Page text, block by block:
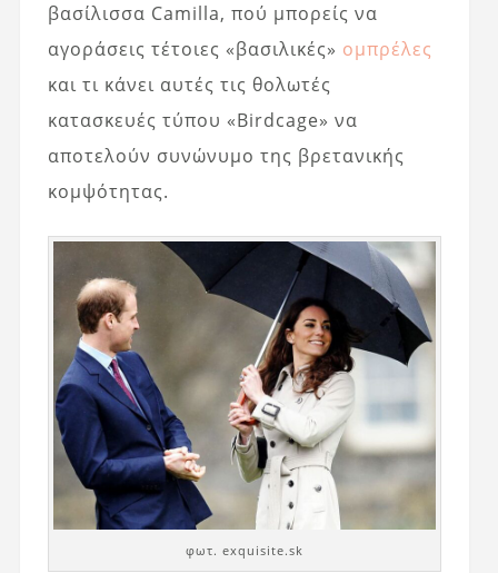
βασίλισσα Camilla, πού μπορείς να
αγοράσεις τέτοιες «βασιλικές» ομπρέλες
και τι κάνει αυτές τις θολωτές
κατασκευές τύπου «Birdcage» να
αποτελούν συνώνυμο της βρετανικής
κομψότητας.
φωτ. exquisite.sk